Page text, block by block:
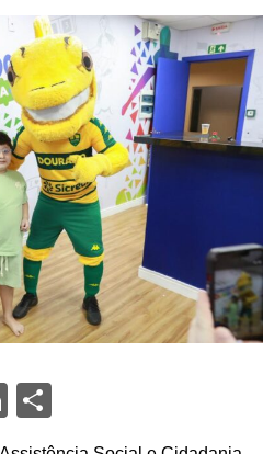
LinkedIn
Share